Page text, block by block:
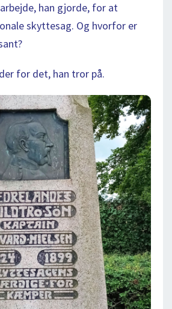
han gjorde, for at
skyttesag. Og hvorfor er
for det, han tror på.